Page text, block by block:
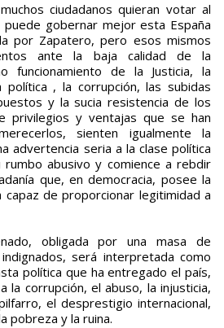
ciudadanos quieran votar al
gobernar mejor esta España
por Zapatero, pero esos mismos
ante la baja calidad de la
funcionamiento de la Justicia, la
política , la corrupción, las subidas
y la sucia resistencia de los
privilegios y ventajas que se han
sienten igualmente la
advertencia seria a la clase política
abusivo y comience a rebdir
que, en democracia, posee la
capaz de proporcionar legitimidad a
obligada por una masa de
será interpretada como
política que ha entregado el país,
la corrupción, el abuso, la injusticia,
el desprestigio internacional,
pobreza y la ruina.